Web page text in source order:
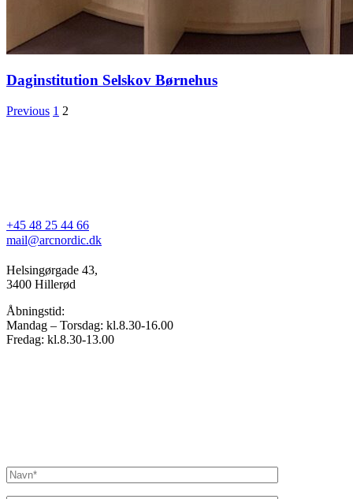
Daginstitution Selskov Børnehus
Previous 1 2
+45 48 25 44 66
mail@arcnordic.dk
Helsingørgade 43,
3400 Hillerød
Åbningstid:
Mandag – Torsdag: kl.8.30-16.00
Fredag: kl.8.30-13.00